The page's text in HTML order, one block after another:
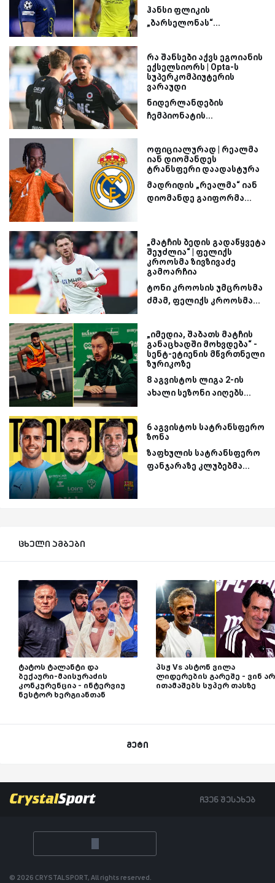
ჰანსი ფლიკის
„ბარსელონას“...
რა შანსები აქვს ეგოიანის
ექსელსიორს | Opta-ს
სუპერკომპიუტერის
ვარაუდი
ნიდერლანდების
ჩემპიონატის...
ოფიციალურად | რეალმა
იან დიომანდეს
ტრანსფერი დაადასტურა
მადრიდის „რეალმა“ იან
დიომანდე გაიფორმა...
„მატჩის ბედის გადაწყვეტა
შეუძლია“ | ფელიქს
კროოსმა ზივზივაძე
გამოარჩია
ტონი კროოსის უმცროსმა
ძმამ, ფელიქს კროოსმა...
„იმედია, შაბათს მატჩის
განაცხადში მოხვდება“ -
სენტ-ეტიენის მწვრთნელი
ზურიკოზე
8 აგვისტოს ლიგა 2-ის
ახალი სეზონი აიღებს...
6 აგვისტოს სატრანსფერო
ზონა
ზაფხულის სატრანსფერო
ფანჯარაზე კლუბებმა...
ცხელი ამბები
ტატოს ტალანტი და
ბექაური-მაისურაძის
კონკურენცია - ინტერვიუ
ნესტორ ხერგიანთან
პსჟ Vs ასტონ ვილა
ლიდერების გარეშე - ვინ არ
ითამაშებს სუპერ თასზე
მეტი
ჩვენ შესახებ
© 2026 CRYSTALSPORT, All rights reserved.